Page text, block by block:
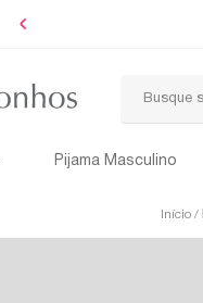
Pijama Masculino
Início